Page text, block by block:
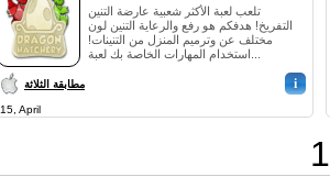
تلعب لعبة الأكثر شعبية عارضة التنين
التفريخ! هدفكم هو رفع والرعاية التنين لون
مختلف عن وترميم المنزل من التنينات!
مطابقة الثلاثة i
15, April
1